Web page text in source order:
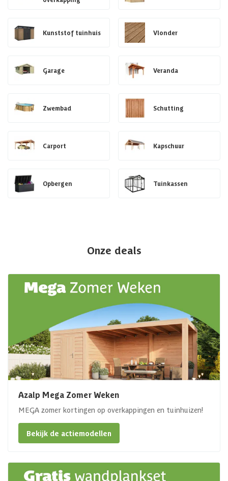
Kunststof tuinhuis Vlonder
Garage Veranda
Zwembad Schutting
Carport Kapschuur
Opbergen Tuinkassen
Onze deals
Azalp Mega Zomer Weken
MEGA zomer kortingen op overkappingen en tuinhuizen!
Bekijk de actiemodellen